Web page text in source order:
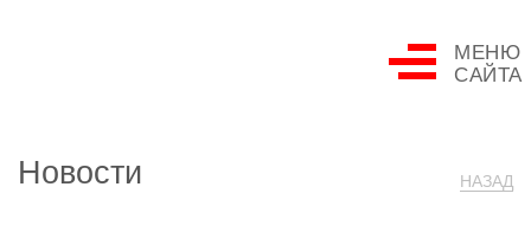
МЕНЮ
САЙТА
Новости НАЗАД